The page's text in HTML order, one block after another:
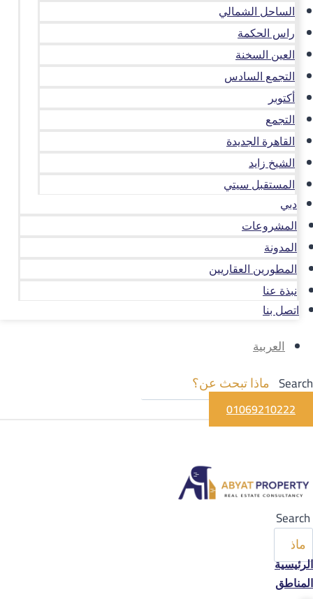
الساحل الشمالي
راس الحكمة
العين السخنة
التجمع السادس
أكتوبر
التجمع
القاهرة الجديدة
الشيخ زايد
المستقبل سيتي
دبي
المشروعات
المدونة
المطورين العقاريين
نبذة عنا
اتصل بنا
العربية
Search
01069210222
Search
الرئيسية
المناطق